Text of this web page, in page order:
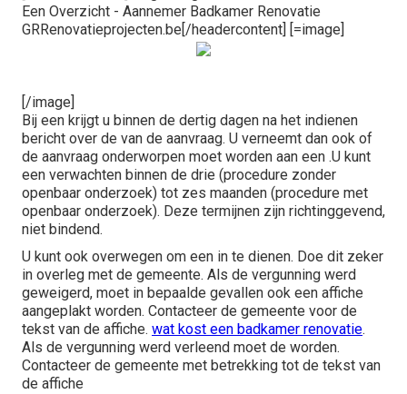
Een Overzicht - Aannemer Badkamer Renovatie
GRRenovatieprojecten.be[/headercontent] [=image]
[/image]
Bij een krijgt u binnen de dertig dagen na het indienen
bericht over de van de aanvraag. U verneemt dan ook of
de aanvraag onderworpen moet worden aan een .U kunt
een verwachten binnen de drie (procedure zonder
openbaar onderzoek) tot zes maanden (procedure met
openbaar onderzoek). Deze termijnen zijn richtinggevend,
niet bindend.
U kunt ook overwegen om een in te dienen. Doe dit zeker
in overleg met de gemeente. Als de vergunning werd
geweigerd, moet in bepaalde gevallen ook een affiche
aangeplakt worden. Contacteer de gemeente voor de
tekst van de affiche. wat kost een badkamer renovatie.
Als de vergunning werd verleend moet de worden.
Contacteer de gemeente met betrekking tot de tekst van
de affiche